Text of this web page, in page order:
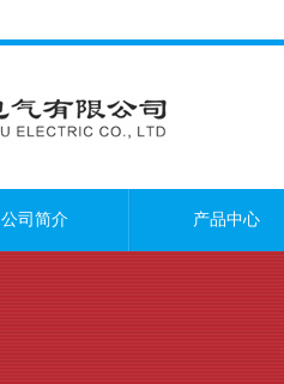
公司简介 产品中心